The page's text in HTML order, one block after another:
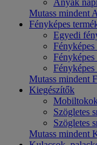
Anyák
Mutass mindent
Fényképes
Egyedi
Fényképes
Fényképes
Mutass mindent
Kiegészítők
Szögletes
Szögletes
Mutass mindent